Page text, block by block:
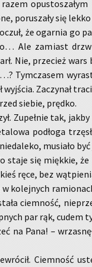
po­ru­sza­ły się
że ogar­nia go
Ale za­miast
Nie, prze­cież
Tym­cza­sem
Za­czy­nał
sie­bie, pręd­ko.
Zu­peł­nie tak,
pod­ło­ga
mu­sia­ło
staje się mięk­kie,
ręce, bez
w ko­lej­nych
ciem­ność,
par rąk, cudem
na Pana! –
Ciem­ność